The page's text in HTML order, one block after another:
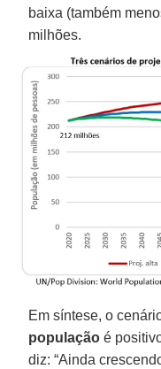
baixa (também
milhões.
Em síntese, o
população é
diz: “Ainda